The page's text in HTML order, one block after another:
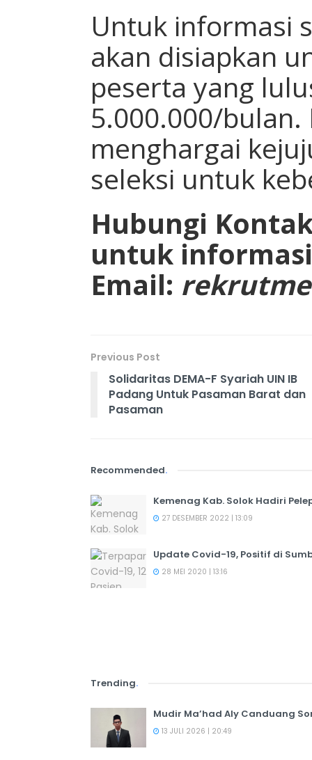
Untuk informasi
akan disiapkan
peserta yang
5.000.000/bulan.
menghargai
seleksi untuk
Hubungi
untuk
Email:
Previous Post
Solidaritas DEMA-F Syariah UIN IB
Padang Untuk Pasaman Barat dan
Pasaman
Recommended.
Kemenag Kab. Solok Hadiri
27 DESEMBER 2022 | 13:09
Update Covid-19, Positif di
28 MEI 2020 | 13:16
Trending.
Mudir Ma’had Aly Canduang
13 JULI 2026 | 20:49